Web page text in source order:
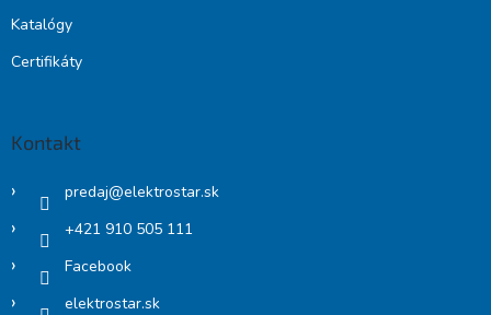
Katalógy
Certifikáty
Kontakt
predaj@elektrostar.sk
+421 910 505 111
Facebook
elektrostar.sk